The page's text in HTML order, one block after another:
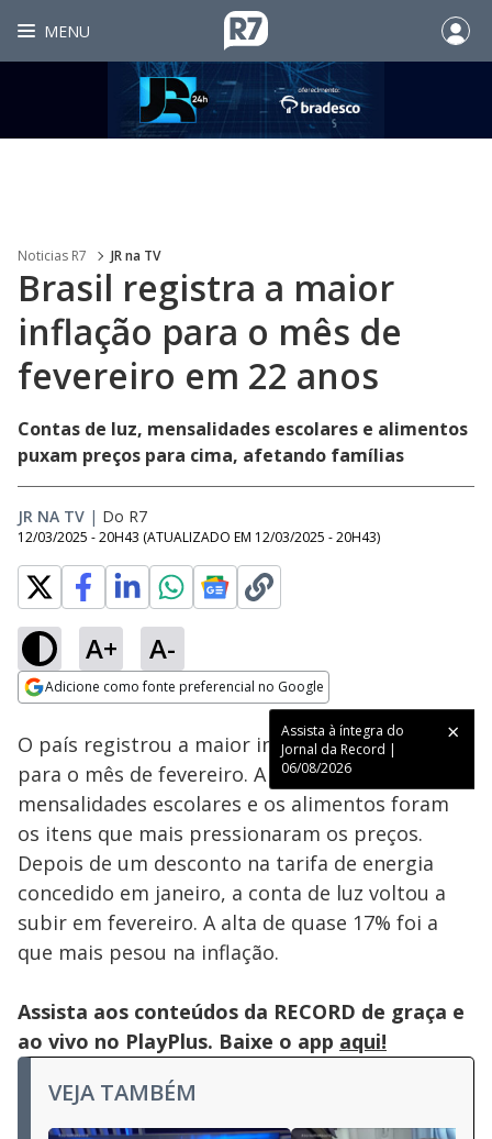
MENU
Noticias R7 JR na TV
Brasil registra a maior
inflação para o mês de
fevereiro em 22 anos
Contas de luz, mensalidades escolares e alimentos
puxam preços para cima, afetando famílias
JR NA TV | Do R7
12/03/2025 - 20H43 (ATUALIZADO EM 12/03/2025 - 20H43)
A+ A-
Adicione como fonte preferencial no Google
Assista à íntegra do
Jornal da Record |
06/08/2026
Ativar
Loaded
72.11%
O país registrou a maior inflação em 22 anos
para o mês de fevereiro. A conta de luz, as
mensalidades escolares e os alimentos foram
os itens que mais pressionaram os preços.
Depois de um desconto na tarifa de energia
concedido em janeiro, a conta de luz voltou a
subir em fevereiro. A alta de quase 17% foi a
que mais pesou na inflação.
Assista aos conteúdos da RECORD de graça e
ao vivo no PlayPlus. Baixe o app aqui!
VEJA TAMBÉM